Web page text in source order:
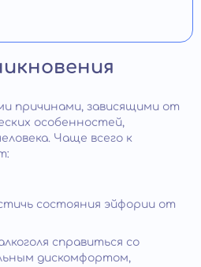
причинами, зависящими от
особенностей,
Чаще всего к
состояния эйфории от
справиться со
дискомфортом,